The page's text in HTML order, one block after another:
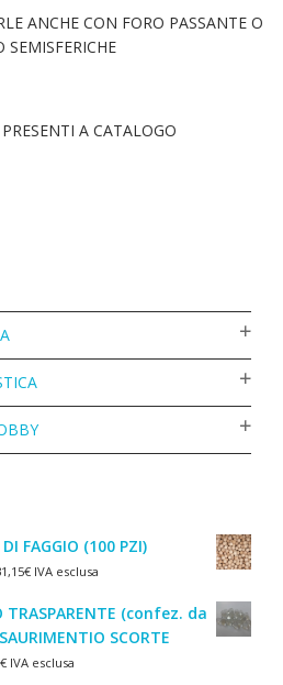
ANCHE CON FORO PASSANTE O
A CATALOGO
FAGGIO (100 PZI)
€IVA esclusa
(confez. da
SCORTE
€IVA esclusa